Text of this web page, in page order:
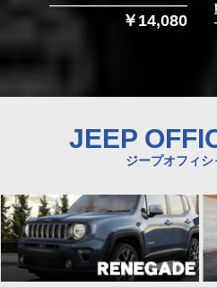
￥14,080
JEEP
ジープオフィシ